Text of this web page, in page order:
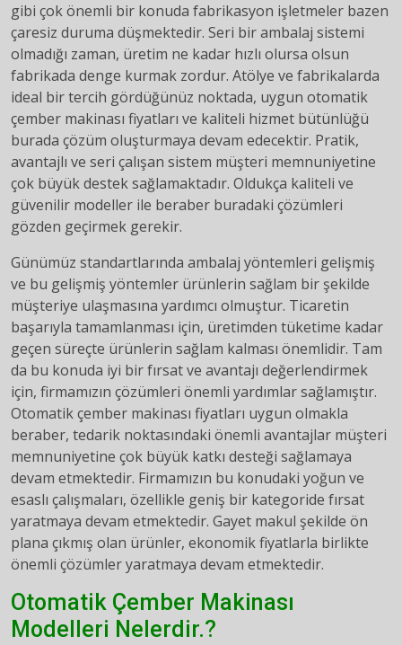
gibi çok önemli bir konuda fabrikasyon işletmeler bazen
çaresiz duruma düşmektedir. Seri bir ambalaj sistemi
olmadığı zaman, üretim ne kadar hızlı olursa olsun
fabrikada denge kurmak zordur. Atölye ve fabrikalarda
ideal bir tercih gördüğünüz noktada, uygun otomatik
çember makinası fiyatları ve kaliteli hizmet bütünlüğü
burada çözüm oluşturmaya devam edecektir. Pratik,
avantajlı ve seri çalışan sistem müşteri memnuniyetine
çok büyük destek sağlamaktadır. Oldukça kaliteli ve
güvenilir modeller ile beraber buradaki çözümleri
gözden geçirmek gerekir.
Günümüz standartlarında ambalaj yöntemleri gelişmiş
ve bu gelişmiş yöntemler ürünlerin sağlam bir şekilde
müşteriye ulaşmasına yardımcı olmuştur. Ticaretin
başarıyla tamamlanması için, üretimden tüketime kadar
geçen süreçte ürünlerin sağlam kalması önemlidir. Tam
da bu konuda iyi bir fırsat ve avantajı değerlendirmek
için, firmamızın çözümleri önemli yardımlar sağlamıştır.
Otomatik çember makinası fiyatları uygun olmakla
beraber, tedarik noktasındaki önemli avantajlar müşteri
memnuniyetine çok büyük katkı desteği sağlamaya
devam etmektedir. Firmamızın bu konudaki yoğun ve
esaslı çalışmaları, özellikle geniş bir kategoride fırsat
yaratmaya devam etmektedir. Gayet makul şekilde ön
plana çıkmış olan ürünler, ekonomik fiyatlarla birlikte
önemli çözümler yaratmaya devam etmektedir.
Otomatik Çember Makinası
Modelleri Nelerdir.?